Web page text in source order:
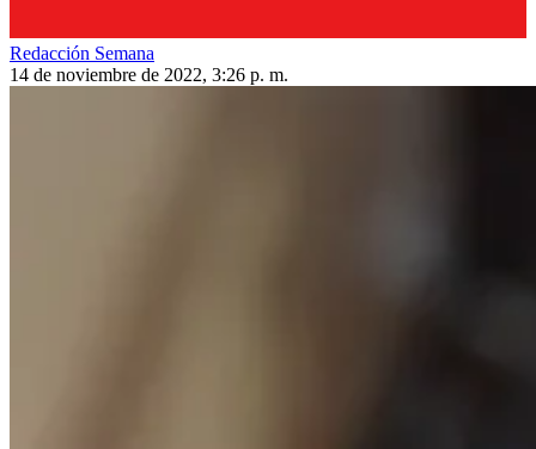
Redacción Semana
14 de noviembre de 2022, 3:26 p. m.